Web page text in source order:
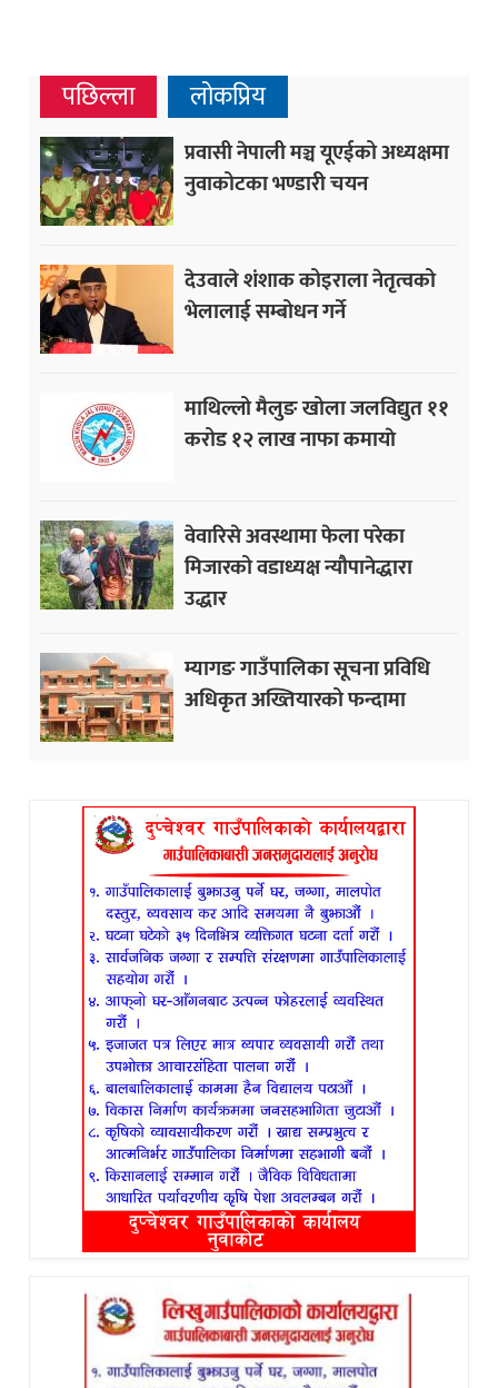
पछिल्ला लोकप्रिय
प्रवासी नेपाली मञ्च यूएईको अध्यक्षमा
नुवाकोटका भण्डारी चयन
देउवाले शंशाक कोइराला नेतृत्वको
भेलालाई सम्बोधन गर्ने
माथिल्लो मैलुङ खोला जलविद्युत ११
करोड १२ लाख नाफा कमायाे
वेवारिसे अवस्थामा फेला परेका
मिजारको वडाध्यक्ष न्यौपानेद्धारा
उद्धार
म्यागङ गाउँपालिका सूचना प्रविधि
अधिकृत अख्तियारको फन्दामा